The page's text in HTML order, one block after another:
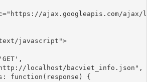
ajax.googleapis.com/ajax/
javascript">
localhost/bacviet_info.json",
function(response) {